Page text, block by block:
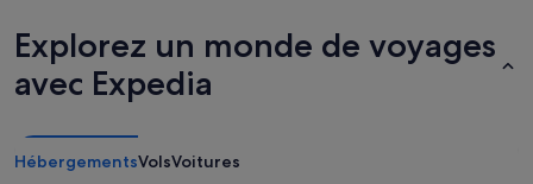
Explorez un monde de voyages
avec Expedia
HébergementsVolsVoitures